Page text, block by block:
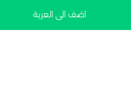
اضف الى العربة